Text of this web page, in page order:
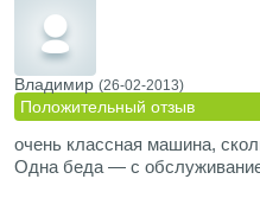
Владимир (26-02-2013)
Положительный отзыв
очень классная машина,
Одна беда — с